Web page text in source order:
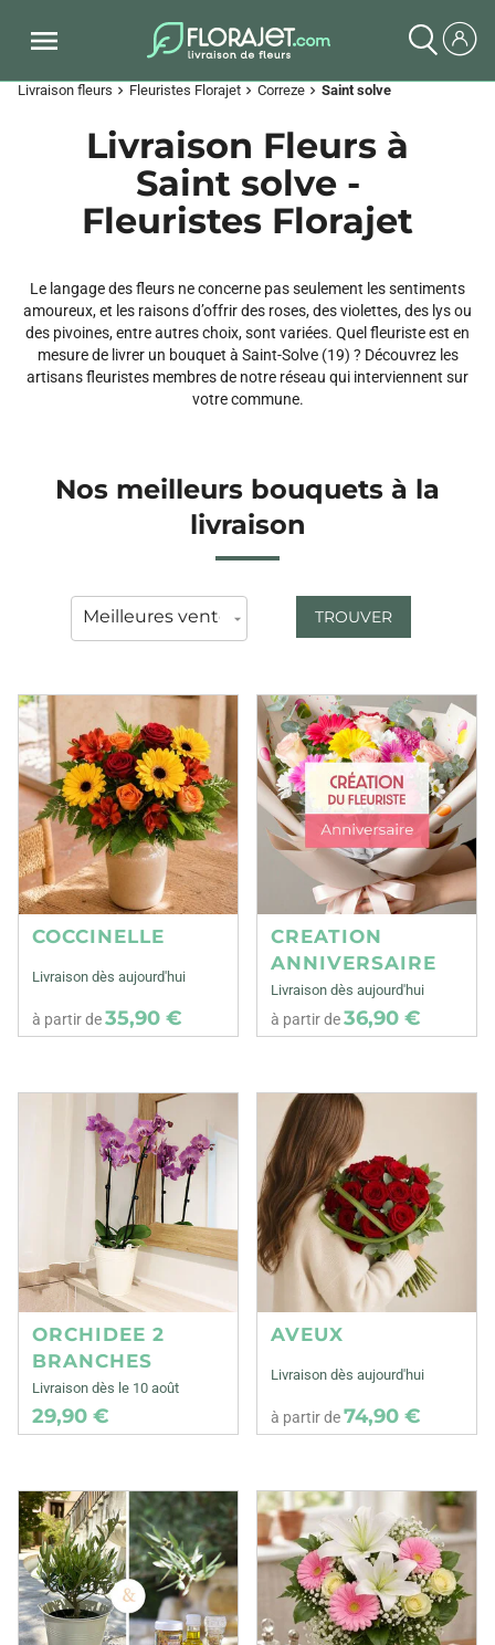
Livraison fleurs chevron_right Fleuristes Florajet chevron_right Correze chevron_right Saint solve
Livraison Fleurs à
Saint solve -
Fleuristes Florajet
Le langage des fleurs ne concerne pas seulement les sentiments
amoureux, et les raisons d’offrir des roses, des violettes, des lys ou
des pivoines, entre autres choix, sont variées. Quel fleuriste est en
mesure de livrer un bouquet à Saint-Solve (19) ? Découvrez les
artisans fleuristes membres de notre réseau qui interviennent sur
votre commune.
Nos meilleurs bouquets à la
livraison
TROUVER
COCCINELLE
Livraison dès aujourd'hui
à partir de35,90 €
CREATION
ANNIVERSAIRE
Livraison dès aujourd'hui
à partir de36,90 €
ORCHIDEE 2
BRANCHES
Livraison dès le 10 août
29,90 €
AVEUX
Livraison dès aujourd'hui
à partir de74,90 €